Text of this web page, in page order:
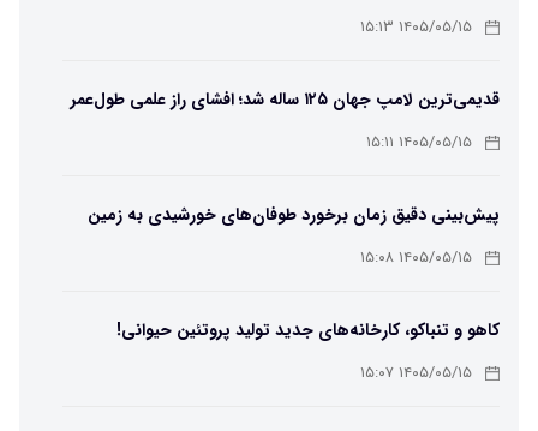
۱۴۰۵/۰۵/۱۵ ۱۵:۱۳
قدیمی‌ترین لامپ جهان ۱۲۵ ساله شد؛ افشای راز علمی طول‌عمر
لامپ سنتنیال
۱۴۰۵/۰۵/۱۵ ۱۵:۱۱
پیش‌بینی دقیق زمان برخورد طوفان‌های خورشیدی به زمین
ممکن شد
۱۴۰۵/۰۵/۱۵ ۱۵:۰۸
کاهو و تنباکو، کارخانه‌های جدید تولید پروتئین حیوانی!
۱۴۰۵/۰۵/۱۵ ۱۵:۰۷